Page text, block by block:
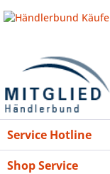
Service Hotline
Shop Service